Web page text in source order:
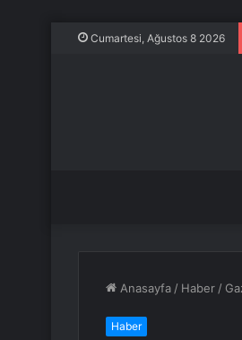
Cumartesi, Ağustos 8 2026
Anasayfa / Haber /
Haber